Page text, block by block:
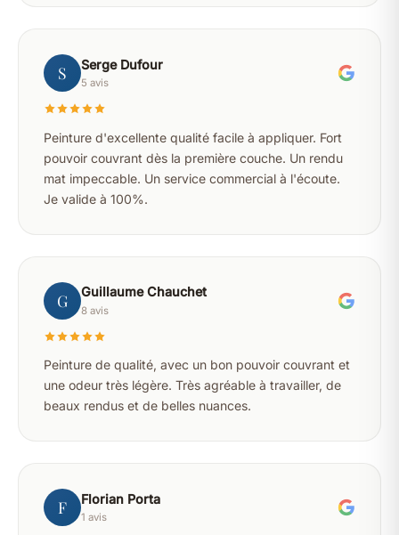
S Serge Dufour
5 avis
Peinture d'excellente qualité facile à appliquer. Fort
pouvoir couvrant dès la première couche. Un rendu
mat impeccable. Un service commercial à l'écoute.
Je valide à 100%.
G Guillaume Chauchet
8 avis
Peinture de qualité, avec un bon pouvoir couvrant et
une odeur très légère. Très agréable à travailler, de
beaux rendus et de belles nuances.
F Florian Porta
1 avis